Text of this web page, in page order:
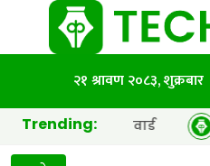
२१ श्रावण २०८३, शुक्रबार
Trending:
इयर’ अवार्ड एसईको